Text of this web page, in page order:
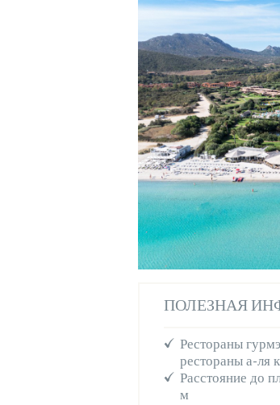
ПОЛЕЗНАЯ
Рестораны
рестораны а-ля
Расстояние до
м